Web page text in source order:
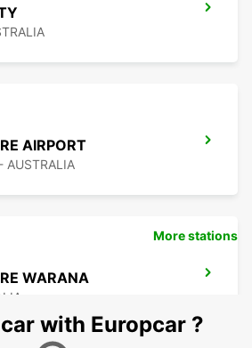
AIRPORT
AUSTRALIA
WARANA
More stations
with Europcar ?